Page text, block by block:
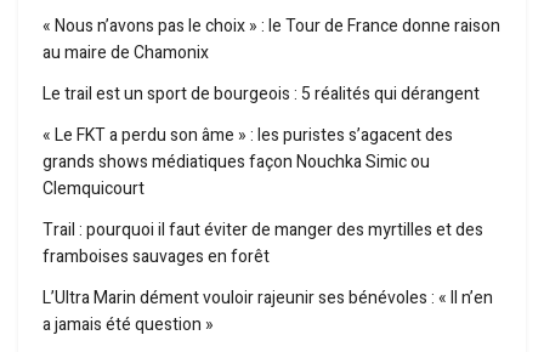
« Nous n’avons pas le choix » : le Tour de France donne raison
au maire de Chamonix
Le trail est un sport de bourgeois : 5 réalités qui dérangent
« Le FKT a perdu son âme » : les puristes s’agacent des
grands shows médiatiques façon Nouchka Simic ou
Clemquicourt
Trail : pourquoi il faut éviter de manger des myrtilles et des
framboises sauvages en forêt
L’Ultra Marin dément vouloir rajeunir ses bénévoles : « Il n’en
a jamais été question »